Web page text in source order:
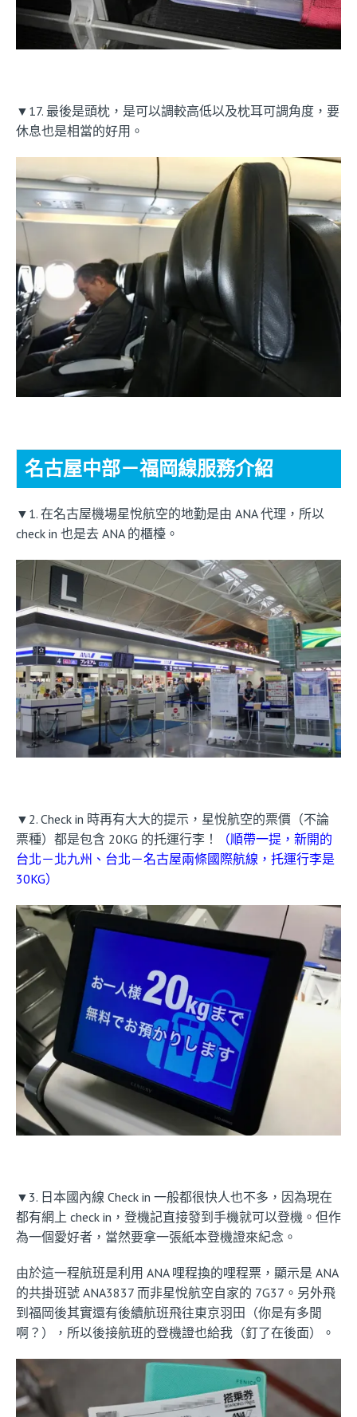
▼17. 最後是頭枕，是可以調較高低以及枕耳可調角度，要
休息也是相當的好用。
名古屋中部－福岡線服務介紹
▼1. 在名古屋機場星悅航空的地勤是由 ANA 代理，所以
check in 也是去 ANA 的櫃檯。
▼2. Check in 時再有大大的提示，星悅航空的票價（不論
票種）都是包含 20KG 的托運行李！
（順帶一提，新開的
台北－北九州、台北－名古屋兩條國際航線，托運行李是
30KG）
▼3. 日本國內線 Check in 一般都很快人也不多，因為現在
都有網上 check in，登機記直接發到手機就可以登機。但作
為一個愛好者，當然要拿一張紙本登機證來紀念。
由於這一程航班是利用 ANA 哩程換的哩程票，顯示是 ANA
的共掛班號 ANA3837 而非星悅航空自家的 7G37。另外飛
到福岡後其實還有後續航班飛往東京羽田（你是有多閒
啊？），所以後接航班的登機證也給我（釘了在後面）。